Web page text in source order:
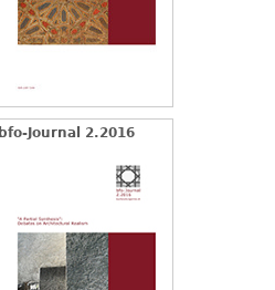
bfo-Journal 2.2016